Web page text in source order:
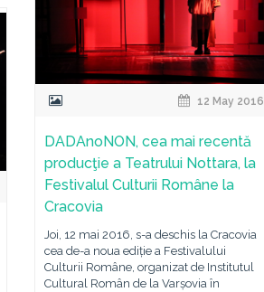
12 May 2016
DADAnoNON, cea mai recentă
producţie a Teatrului Nottara, la
Festivalul Culturii Române la
Cracovia
Joi, 12 mai 2016, s-a deschis la Cracovia
cea de-a noua ediție a Festivalului
Culturii Române, organizat de Institutul
Cultural Român de la Varșovia în